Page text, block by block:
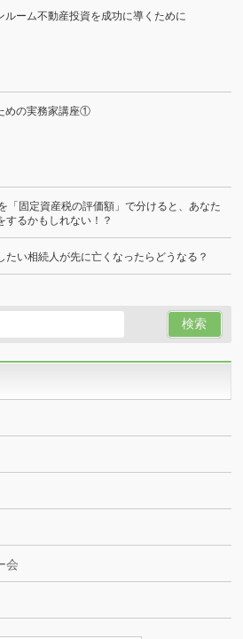
ルーム不動産投資を成功に導くために
めの実務家講座①
「固定資産税の評価額」で分けると、あなた
するかもしれない！？
たい相続人が先に亡くなったらどうなる？
会